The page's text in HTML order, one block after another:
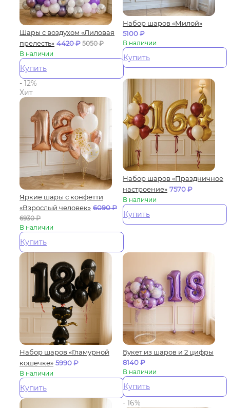
Шары с воздухом «Лиловая
прелесть» 4420₽ 5050₽
В наличии
Купить
Набор шаров «Милой»
5100₽
В наличии
Купить
- 12%
Хит
Яркие шары с конфетти
«Взрослый человек» 6090₽
6930₽
В наличии
Купить
Набор шаров «Праздничное
настроение» 7570₽
В наличии
Купить
Набор шаров «Гламурной
кошечке» 5990₽
В наличии
Купить
Букет из шаров и 2 цифры
8140₽
В наличии
Купить
- 16%